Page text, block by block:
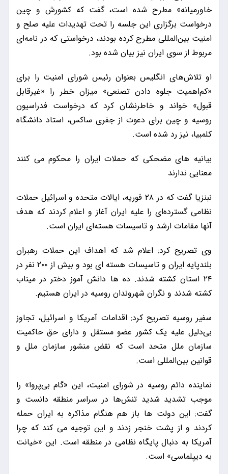
خاورمیانه» مطرح شده است، گفت که کشورش و چین
درخواست برگزاری این جلسه را تحت تهدیدات علیه صلح و
امنیت بین‌المللی مطرح کرده بودند، درخواستی که در نامه‌ای
مربوط از سوی ایران نیز بیان شده بود.
او تلاش‌های انگلیس بعنوان رئیس شورای امنیت را برای
«کم‌اهمیت جلوه دادن تصنعی» میزان خطر را «غیرقابل
قبول» خواند و خاطرنشان کرد که درخواست فدراسیون
روسیه و چین برای دعوت از جفری ساکس، استاد دانشگاه
کلمبیا، نیز رد شده است.
بیانیه های مضحکی که حملات ایران را محکوم می کنند
معنایی ندارند
نبنزیا گفت که در ۲۸ فوریه، ایالات متحده و اسرائیل حملات
نظامی گسترده‌ای را علیه ایران آغاز و اعلام کردند که هدف
آنها مقامات ارشد و تاسیسات هسته‌ای ایران است.
وی تصریح کرد: اعلام شد که اهداف این حملات رهبران
بلندپایه ایران و تاسیسات هسته ای بود و بیش از ۲۰۰ نفر در
۲۴ استان کشته شدند. ده ها دانش آموز دختر در میناب
کشته شدند و نگران شهروندان روسیه در ایران هستیم.
سفیر روسیه تصریح کرد: اقدامات آمریکا و اسرائیل، تجاوز
بی‌دلیل علیه یک کشور عضو مستقل و دارای حق حاکمیت
سازمان ملل متحد است که نقض منشور سازمان ملل و
قوانین بین‌المللی است.
نماینده دائم روسیه در شورای امنیت، این «گام بی‌پروا» را
موجب تشدید شدید تنش‌ها در سراسر منطقه دانست و
گفت: این دولت ها باز هم هنگام مذاکره به ایران حمله
کردند و از پشت خنجر زدند و این توجیه می کند که چرا
آمریکا به دنبال پایگاه نظامی در منطقه است. این «خیانت
به دیپلماسی» است.